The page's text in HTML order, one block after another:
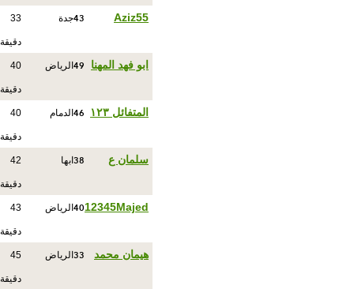
Aziz55
43جدة 33
دقيقة
ابو فهد المهنا 49 الرياض 40
دقيقة
المتفائل ١٢٣ 46 الدمام 40
دقيقة
سلمان ع 38 ابها 42
دقيقة
12345Majed
40 الرياض 43
دقيقة
هيمان محمد 33 الرياض 45
دقيقة